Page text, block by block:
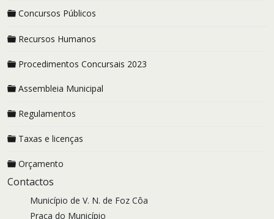
Concursos Públicos
Recursos Humanos
Procedimentos Concursais 2023
Assembleia Municipal
Regulamentos
Taxas e licenças
Orçamento
Contactos
Município de V. N. de Foz Côa
Praça do Município